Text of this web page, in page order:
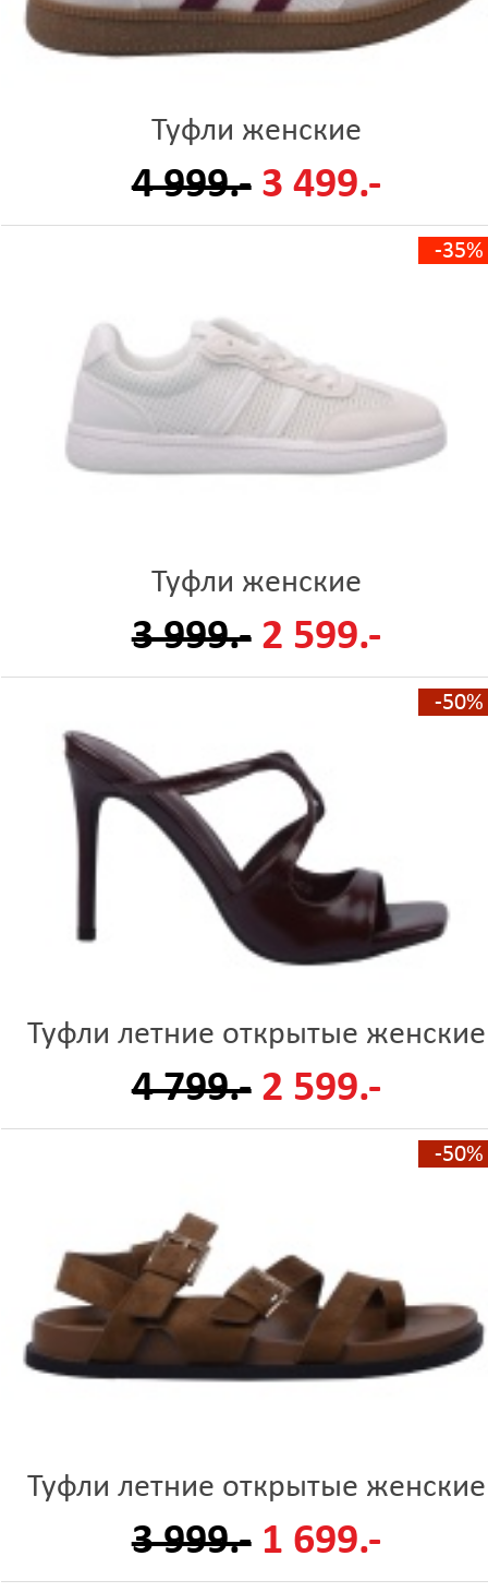
Туфли женские
4 999.- 3 499.-
-35%
Туфли женские
3 999.- 2 599.-
-50%
Туфли летние открытые женские
4 799.- 2 599.-
-50%
Туфли летние открытые женские
3 999.- 1 699.-